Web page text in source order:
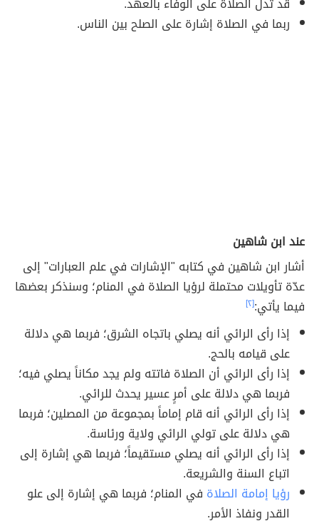
ربما في الصلاة إشارة على الصلح بين الناس.
عند ابن شاهين
أشار ابن شاهين في كتابه "الإشارات في علم العبارات" إلى
عدّة تأويلات محتملة لرؤيا الصلاة في المنام؛ وسنذكر بعضها
فيما يأتي:[٢]
إذا رأى الرائي أنه يصلي باتجاه الشرق؛ فربما هي دلالة
على قيامه بالحج.
إذا رأى الرائي أن الصلاة فاتته ولم يجد مكاناً يصلي فيه؛
فربما هي دلالة على أمرٍ عسير يحدث للرائي.
إذا رأى الرائي أنه قام إماماً بمجموعة من المصلين؛ فربما
هي دلالة على تولي الرائي ولاية ورئاسة.
إذا رأى الرائي أنه يصلي مستقيماً؛ فربما هي إشارة إلى
اتباع السنة والشريعة.
رؤيا إمامة الصلاة في المنام؛ فربما هي إشارة إلى علو
القدر ونفاذ الأمر.